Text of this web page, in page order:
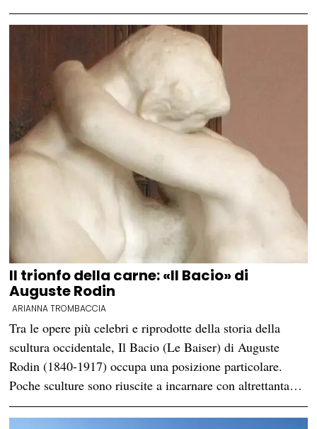
Il trionfo della carne: «Il Bacio» di
Auguste Rodin
ARIANNA TROMBACCIA
Tra le opere più celebri e riprodotte della storia della
scultura occidentale, Il Bacio (Le Baiser) di Auguste
Rodin (1840-1917) occupa una posizione particolare.
Poche sculture sono riuscite a incarnare con altrettanta…